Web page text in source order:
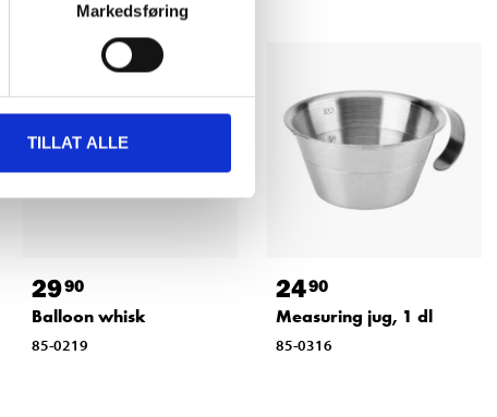
Markedsføring
TILLAT ALLE
2990
Balloon whisk
85-0219
2490
Measuring jug, 1 dl
85-0316